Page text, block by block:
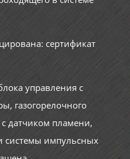
сертификат
управления с
газогорелочного
с датчиком пламени,
системы импульсных